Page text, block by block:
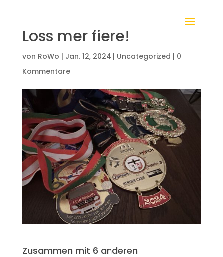
Loss mer fiere!
von RoWo | Jan. 12, 2024 | Uncategorized | 0
Kommentare
Zusammen mit 6 anderen